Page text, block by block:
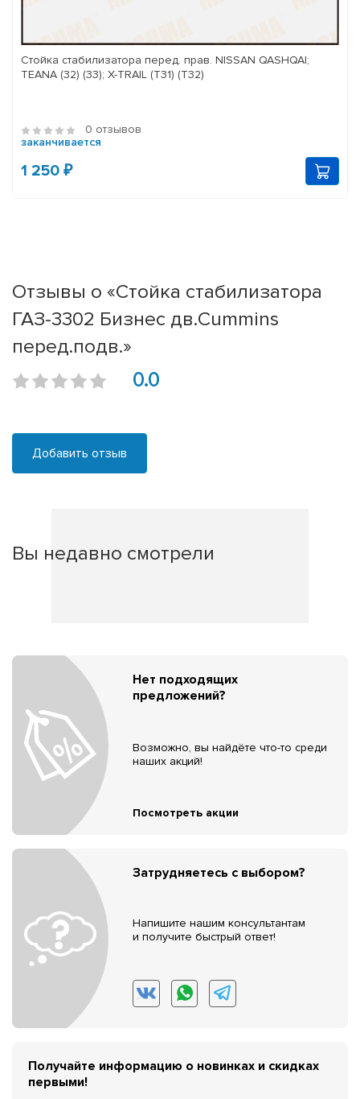
Стойка стабилизатора перед. прав. NISSAN QASHQAI;
TEANA (32) (33); X-TRAIL (T31) (T32)
0 отзывов
заканчивается
1 250 ₽
Отзывы о «Стойка стабилизатора
ГАЗ-3302 Бизнес дв.Cummins
перед.подв.»
0.0
Добавить отзыв
Вы недавно смотрели
Нет подходящих
предложений?
Возможно, вы найдёте что-то среди
наших акций!
Посмотреть акции
Затрудняетесь с выбором?
Напишите нашим консультантам
и получите быстрый ответ!
Получайте информацию о новинках и скидках
первыми!